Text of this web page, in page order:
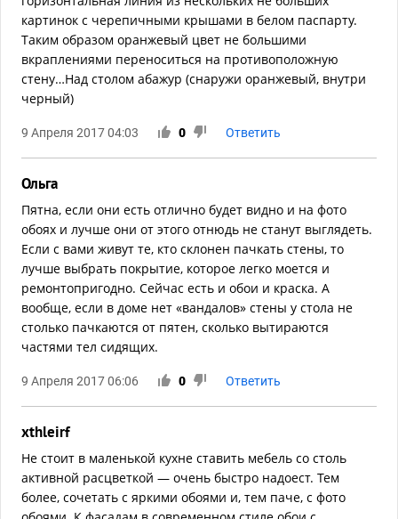
картинок с черепичными крышами в белом паспарту.
Таким образом оранжевый цвет не большими
вкраплениями переноситься на противоположную
стену…Над столом абажур (снаружи оранжевый, внутри
черный)
9 Апреля 2017 04:03 0 Ответить
Ольга
Пятна, если они есть отлично будет видно и на фото
обоях и лучше они от этого отнюдь не станут выглядеть.
Если с вами живут те, кто склонен​ пачкать стены, то
лучше выбрать покрытие, которое легко моется и
ремонтопригодно. Сейчас есть и обои и краска. А
вообще, если в доме нет «вандалов» стены у стола не
столько пачкаются от пятен, сколько вытираются
частями тел сидящих.
9 Апреля 2017 06:06 0 Ответить
xthleirf
Не стоит в маленькой кухне ставить мебель со столь
активной расцветкой — очень быстро надоест. Тем
более, сочетать с яркими обоями и, тем паче, с фото